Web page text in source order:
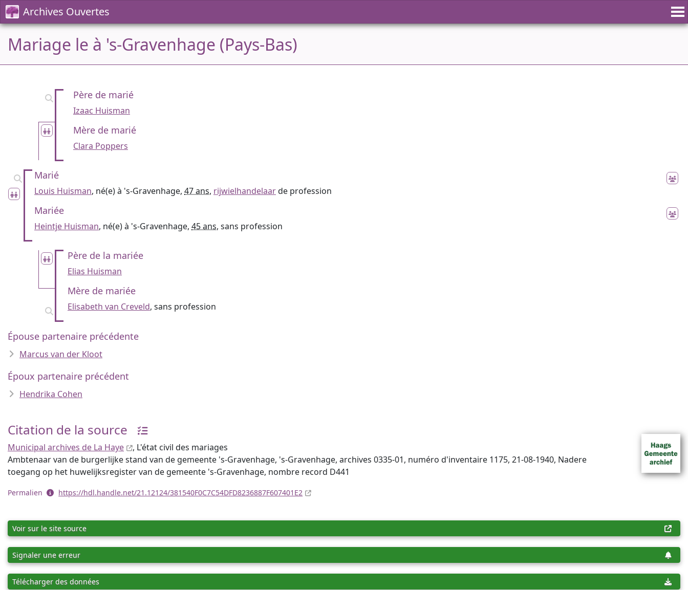
Archives Ouvertes
Mariage le à 's-Gravenhage (Pays-Bas)
Père de marié
Izaac Huisman
Mère de marié
Clara Poppers
Marié
Louis Huisman, né(e) à 's-Gravenhage, 47 ans, rijwielhandelaarde profession
Mariée
Heintje Huisman, né(e) à 's-Gravenhage, 45 ans, sans profession
Père de la mariée
Elias Huisman
Mère de mariée
Elisabeth van Creveld, sans profession
Épouse partenaire précédente
Marcus van der Kloot
Époux partenaire précédent
Hendrika Cohen
Citation de la source
Municipal archives de La Haye
, L'état civil des mariages
Ambtenaar van de burgerlijke stand van de gemeente 's-Gravenhage, 's-Gravenhage, archives 0335-01, numéro d'inventaire 1175, 21-08-1940, Nadere
toegang op het huwelijksregister van de gemeente 's-Gravenhage, nombre record D441
Permalien https://hdl.handle.net/21.12124/381540F0C7C54DFD8236887F607401E2
Voir sur le site source
Signaler une erreur
Télécharger des données